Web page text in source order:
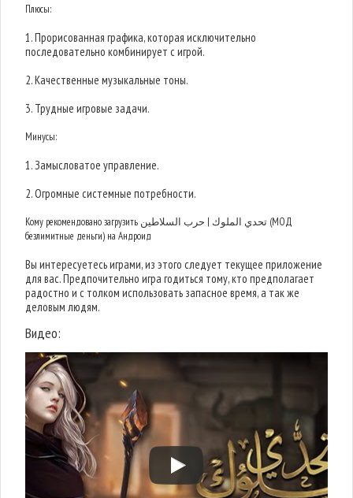
Плюсы:
1. Прорисованная графика, которая исключительно
последовательно комбинирует с игрой.
2. Качественные музыкальные тоны.
3. Трудные игровые задачи.
Минусы:
1. Замысловатое управление.
2. Огромные системные потребности.
Кому рекомендовано загрузить تحدي الملوك | حرب السلاطين (МОД
безлимитные деньги) на Андроид
Вы интересуетесь играми, из этого следует текущее приложение
для вас. Предпочительно игра годиться тому, кто предполагает
радостно и с толком использовать запасное время, а так же
деловым людям.
Видео: